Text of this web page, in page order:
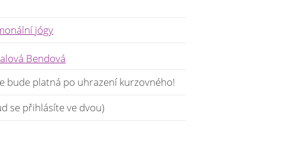
jógy
Bendová
bude platná po uhrazení kurzovného!
se přihlásíte ve dvou)